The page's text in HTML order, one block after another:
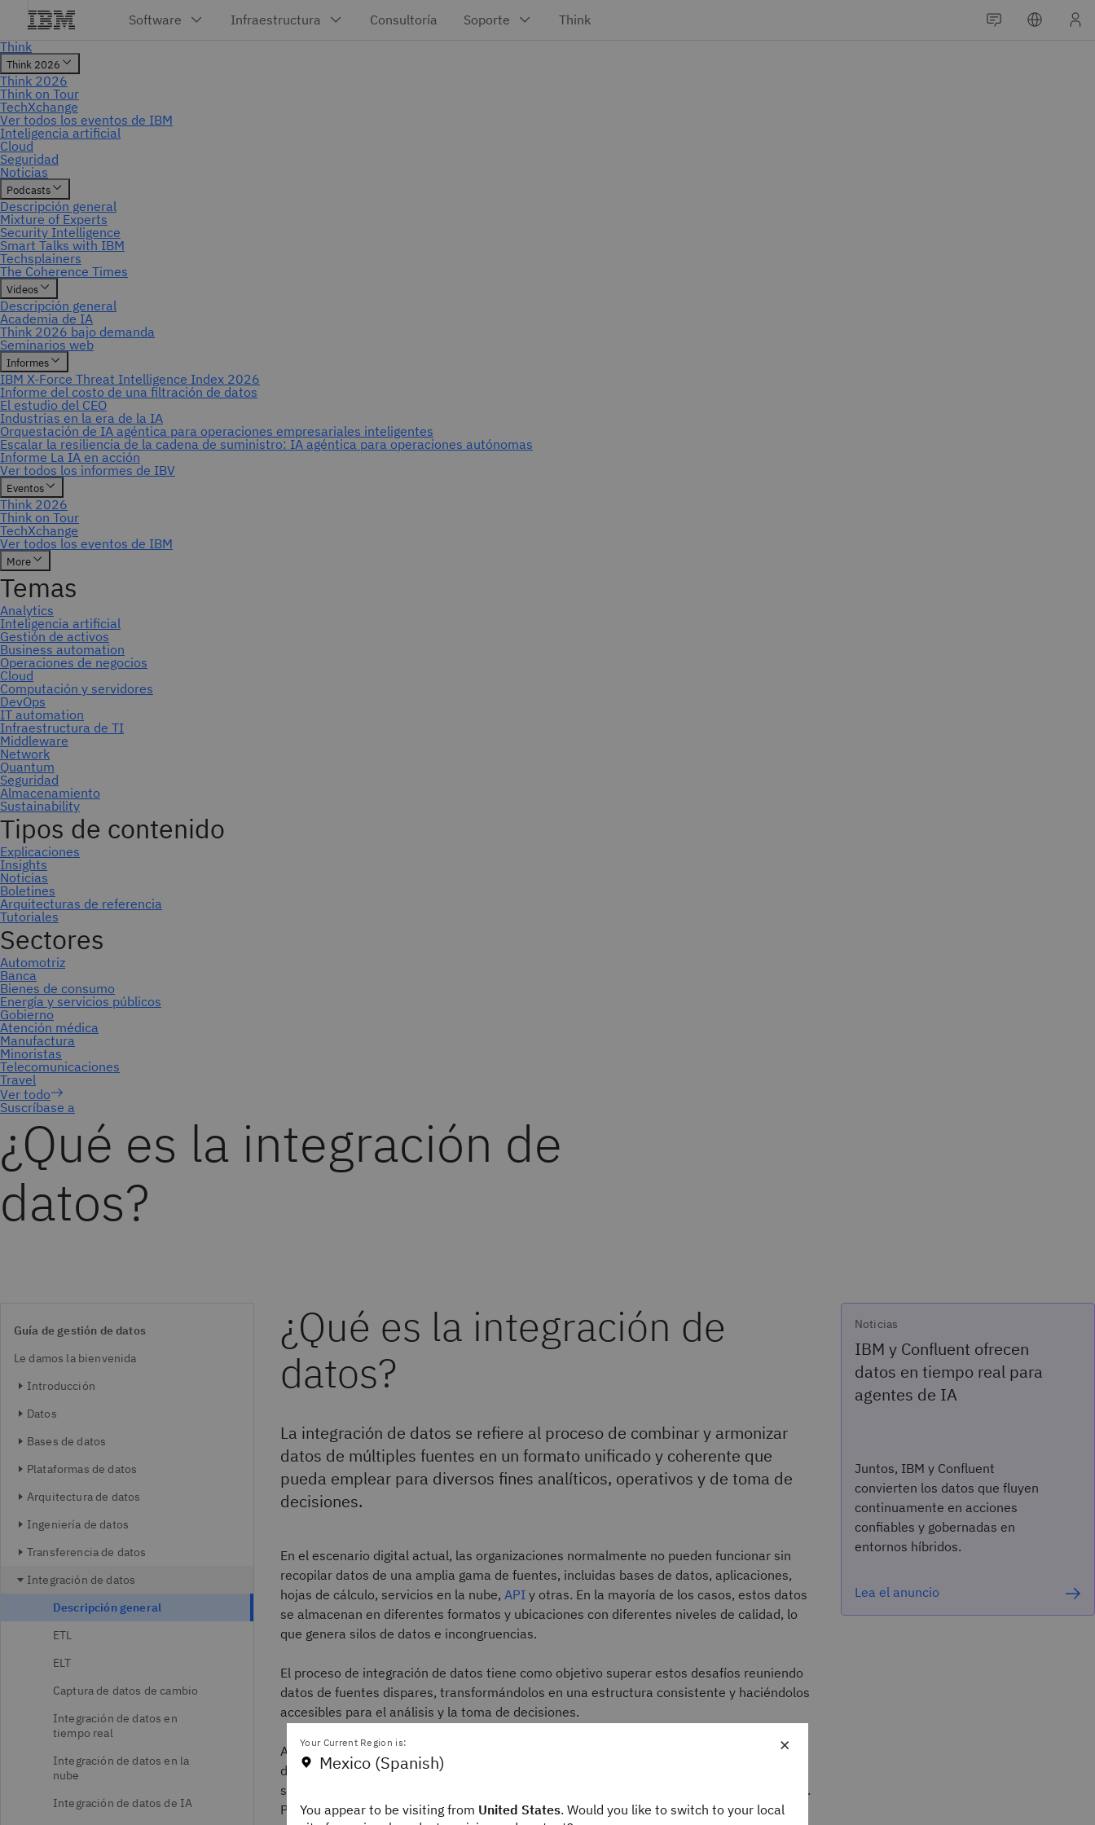
Suscríbase a
¿Qué es la integración de
datos?
Guía de gestión de datos
Le damos la bienvenida
Introducción
Datos
Bases de datos
Plataformas de datos
Arquitectura de datos
Ingeniería de datos
Transferencia de datos
Integración de datos
Descripción general
ETL
ELT
Captura de datos de cambio
Integración de datos en
tiempo real
Integración de datos en la
nube
Integración de datos de IA
¿Qué es la integración de
datos?
La integración de datos se refiere al proceso de combinar y armonizar
datos de múltiples fuentes en un formato unificado y coherente que
pueda emplear para diversos fines analíticos, operativos y de toma de
decisiones.
En el escenario digital actual, las organizaciones normalmente no pueden funcionar sin
recopilar datos de una amplia gama de fuentes, incluidas bases de datos, aplicaciones,
hojas de cálculo, servicios en la nube, API y otras. En la mayoría de los casos, estos datos
se almacenan en diferentes formatos y ubicaciones con diferentes niveles de calidad, lo
que genera silos de datos e incongruencias.
El proceso de integración de datos tiene como objetivo superar estos desafíos reuniendo
datos de fuentes dispares, transformándolos en una estructura consistente y haciéndolos
accesibles para el análisis y la toma de decisiones.
A diferencia de, por ejemplo, la ingesta de datos, que es solo una parte de la integración
de datos, la integración se traslada a la fase de análisis de la ingeniería de datos. Esto
significa que abarca flujos de trabajo de
(BI).
Por lo tanto, asume una mayor responsabilidad por los resultados de los datos.
Noticias
IBM y Confluent ofrecen
datos en tiempo real para
agentes de IA
Juntos, IBM y Confluent
convierten los datos que fluyen
continuamente en acciones
confiables y gobernadas en
entornos híbridos.
Lea el anuncio
×
Your Current Region is:
Mexico (Spanish)
You appear to be visiting from United States. Would you like to switch to your local